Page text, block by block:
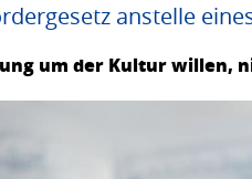
anstelle
um der Kultur willen,